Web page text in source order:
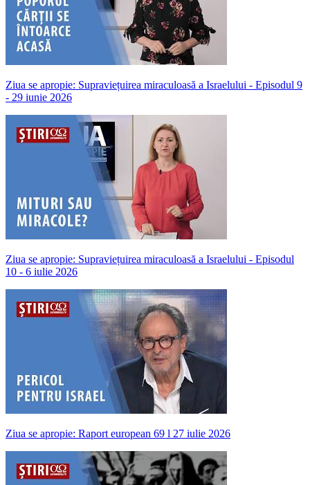
Ziua se apropie: Supraviețuirea miraculoasă a Israelului - Episodul 9
- 29 iunie 2026
Ziua se apropie: Supraviețuirea miraculoasă a Israelului - Episodul
10 - 6 iulie 2026
Ziua se apropie: Raport european 69 l 27 iulie 2026